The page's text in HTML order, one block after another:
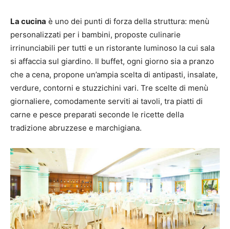
La cucina è uno dei punti di forza della struttura: menù
personalizzati per i bambini, proposte culinarie
irrinunciabili per tutti e un ristorante luminoso la cui sala
si affaccia sul giardino. Il buffet, ogni giorno sia a pranzo
che a cena, propone un’ampia scelta di antipasti, insalate,
verdure, contorni e stuzzichini vari. Tre scelte di menù
giornaliere, comodamente serviti ai tavoli, tra piatti di
carne e pesce preparati seconde le ricette della
tradizione abruzzese e marchigiana.